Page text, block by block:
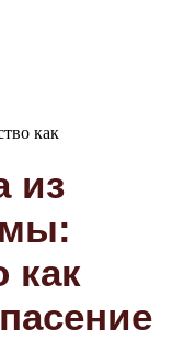
как
из
как